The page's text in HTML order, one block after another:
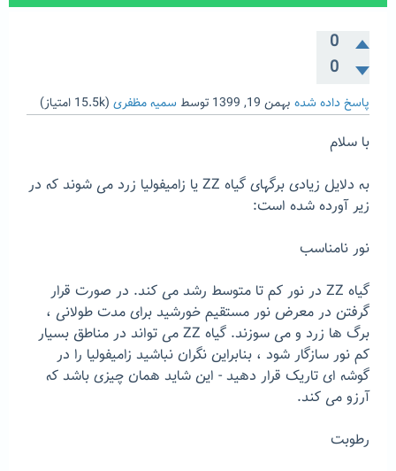
0
0
پاسخ داده شده بهمن 19, 1399 توسط سمیه مظفری (
15.5k امتیاز)
با سلام
به دلایل زیادی برگهای گیاه ZZ یا زامیفولیا زرد می شوند که در
زیر آورده شده است:
نور نامناسب
گیاه ZZ در نور کم تا متوسط ​​رشد می کند. در صورت قرار
گرفتن در معرض نور مستقیم خورشید برای مدت طولانی ،
برگ ها زرد و می سوزند. گیاه ZZ می تواند در مناطق بسیار
کم نور سازگار شود ، بنابراین نگران نباشید زامیفولیا را در
گوشه ای تاریک قرار دهید - این شاید همان چیزی باشد که
آرزو می کند.
رطوبت